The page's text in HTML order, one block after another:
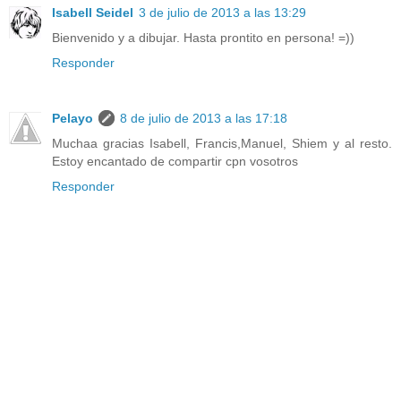
Isabell Seidel 3 de julio de 2013 a las 13:29
Bienvenido y a dibujar. Hasta prontito en persona! =))
Responder
Pelayo
8 de julio de 2013 a las 17:18
Muchaa gracias Isabell, Francis,Manuel, Shiem y al resto.
Estoy encantado de compartir cpn vosotros
Responder